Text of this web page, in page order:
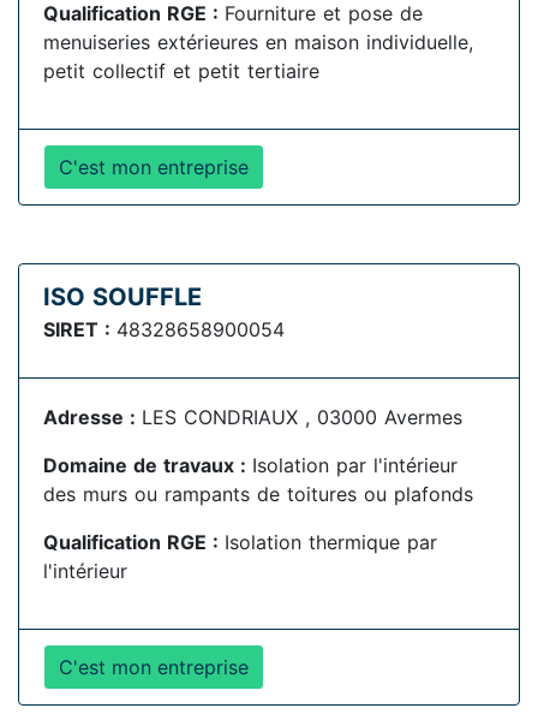
Qualification RGE : Fourniture et pose de
menuiseries extérieures en maison individuelle,
petit collectif et petit tertiaire
C'est mon entreprise
ISO SOUFFLE
SIRET : 48328658900054
Adresse : LES CONDRIAUX , 03000 Avermes
Domaine de travaux : Isolation par l'intérieur
des murs ou rampants de toitures ou plafonds
Qualification RGE : Isolation thermique par
l'intérieur
C'est mon entreprise